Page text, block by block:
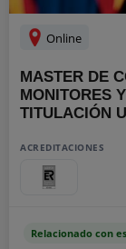
Online
MASTER DE
MONITORES
TITULACIÓN
ACREDITACIONES
Relacionado con